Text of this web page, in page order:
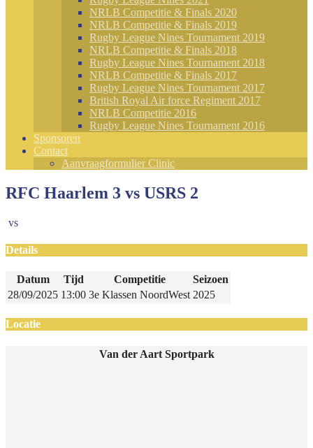
NRLB Competitie & Finals 2020
NRLB Competitie & Finals 2019
Rugby League Nines Tournament 2019
NRLB Competitie & Finals 2018
Rugby League Nines Tournament 2018
NRLB Competitie & Finals 2017
Rugby League Nines Tournament 2017
British Royal Air force Regiment 2017
NRLB Competitie 2016
Rugby League Nines Tournament 2016
Sponsoren
Contact
Aanvraagformulier Clinic
RFC Haarlem 3 vs USRS 2
vs
Details
Datum Tijd Competitie
Seizoen
28/09/2025 13:00 3e Klassen NoordWest 2025
Locatie
Van der Aart Sportpark